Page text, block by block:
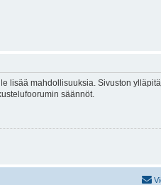
lisää mahdollisuuksia. Sivuston
säännöt.